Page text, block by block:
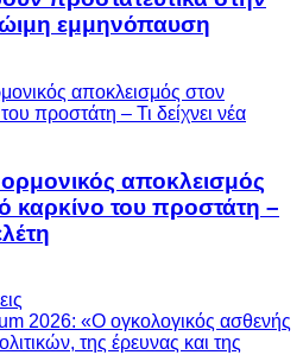
εμμηνόπαυση
αποκλεισμός
καρκίνο του προστάτη –